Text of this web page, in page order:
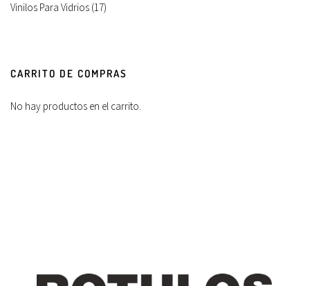
Vinilos Para Vidrios (17)
CARRITO DE COMPRAS
No hay productos en el carrito.